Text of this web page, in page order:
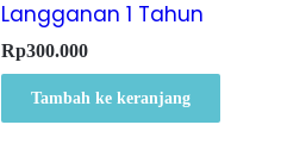
Langganan 1 Tahun
Rp300.000
Tambah ke keranjang